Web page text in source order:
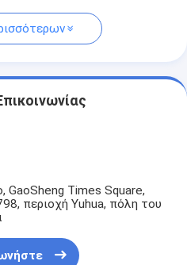
GaoSheng Times Square,
περιοχή Yuhua, πόλη του